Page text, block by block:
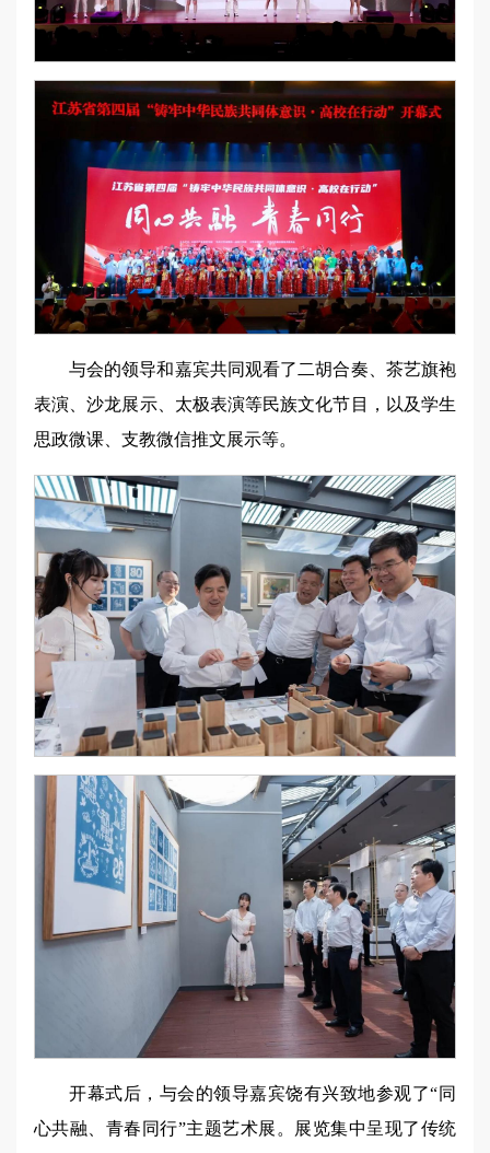
与会的领导和嘉宾共同观看了二胡合奏、茶艺旗袍
表演、沙龙展示、太极表演等民族文化节目，以及学生
思政微课、支教微信推文展示等。
开幕式后，与会的领导嘉宾饶有兴致地参观了“同
心共融、青春同行”主题艺术展。展览集中呈现了传统